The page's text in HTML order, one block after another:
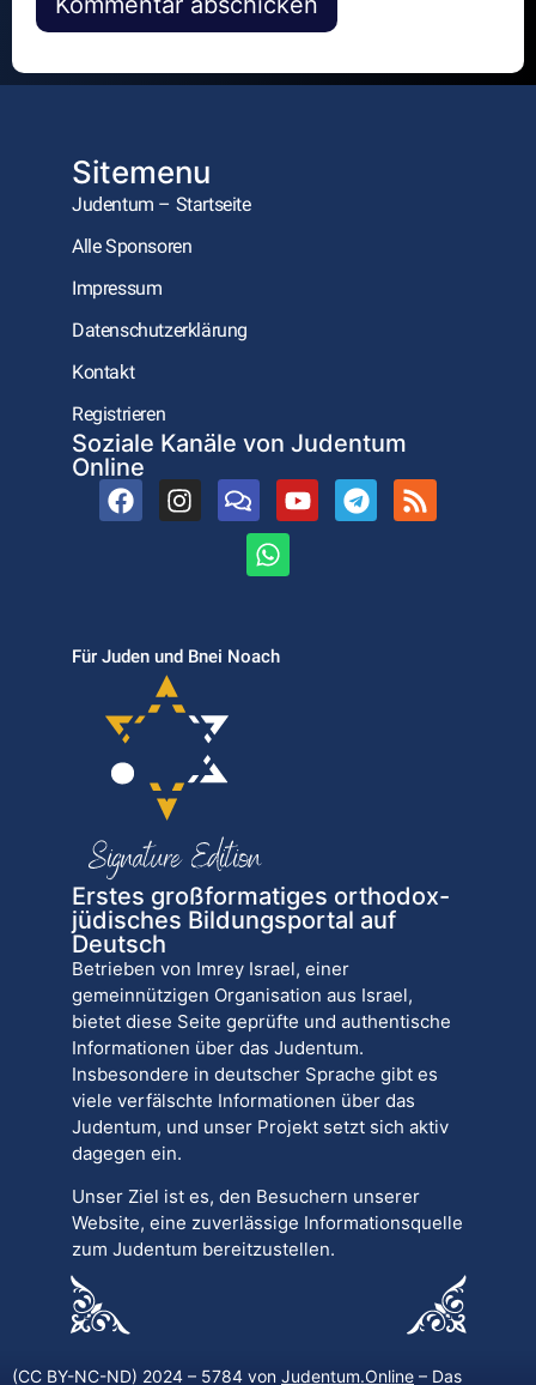
Alternative:
Sitemenu
Judentum – Startseite
Alle Sponsoren
Impressum
Datenschutzerklärung
Kontakt
Registrieren
Soziale Kanäle von Judentum
Online
Für Juden und Bnei Noach
Erstes großformatiges orthodox-
jüdisches Bildungsportal auf
Deutsch
Betrieben von Imrey Israel, einer
gemeinnützigen Organisation aus Israel,
bietet diese Seite geprüfte und authentische
Informationen über das Judentum.
Insbesondere in deutscher Sprache gibt es
viele verfälschte Informationen über das
Judentum, und unser Projekt setzt sich aktiv
dagegen ein.
Unser Ziel ist es, den Besuchern unserer
Website, eine zuverlässige Informationsquelle
zum Judentum bereitzustellen.
(CC BY-NC-ND) 2024 – 5784 von Judentum.Online – Das